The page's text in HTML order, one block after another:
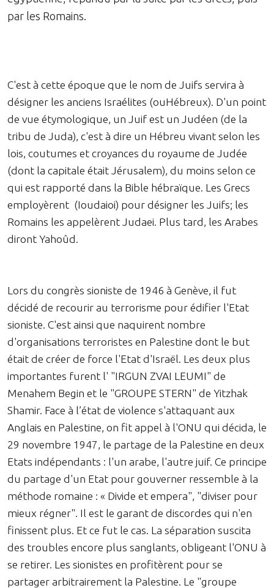
par les Romains.
C'est à cette époque que le nom de Juifs servira à
désigner les anciens Israélites (ouHébreux). D'un point
de vue étymologique, un Juif est un Judéen (de la
tribu de Juda), c'est à dire un Hébreu vivant selon les
lois, coutumes et croyances du royaume de Judée
(dont la capitale était Jérusalem), du moins selon ce
qui est rapporté dans la Bible hébraïque. Les Grecs
employèrent (Ioudaioi) pour désigner les Juifs; les
Romains les appelèrent Judaei. Plus tard, les Arabes
diront Yahoûd.
Lors du congrès sioniste de 1946 à Genève, il fut
décidé de recourir au terrorisme pour édifier l'Etat
sioniste. C'est ainsi que naquirent nombre
d'organisations terroristes en Palestine dont le but
était de créer de force l'Etat d'Israël. Les deux plus
importantes furent l' "IRGUN ZVAI LEUMI" de
Menahem Begin et le "GROUPE STERN" de Yitzhak
Shamir. Face à l’état de violence s'attaquant aux
Anglais en Palestine, on fit appel à l'ONU qui décida, le
29 novembre 1947, le partage de la Palestine en deux
Etats indépendants : l'un arabe, l'autre juif. Ce principe
du partage d'un Etat pour gouverner ressemble à la
méthode romaine : « Divide et empera", "diviser pour
mieux régner". Il est le garant de discordes qui n'en
finissent plus. Et ce fut le cas. La séparation suscita
des troubles encore plus sanglants, obligeant l'ONU à
se retirer. Les sionistes en profitèrent pour se
partager arbitrairement la Palestine. Le "groupe